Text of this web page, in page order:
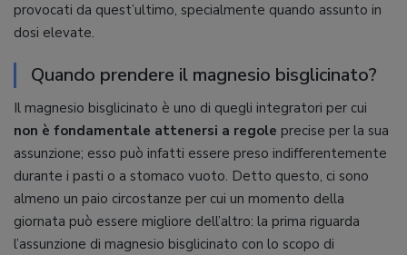
provocati da quest’ultimo, specialmente quando assunto in
dosi elevate.
Quando prendere il magnesio bisglicinato?
Il magnesio bisglicinato è uno di quegli integratori per cui
non è fondamentale attenersi a regole precise per la sua
assunzione; esso può infatti essere preso indifferentemente
durante i pasti o a stomaco vuoto. Detto questo, ci sono
almeno un paio circostanze per cui un momento della
giornata può essere migliore dell’altro: la prima riguarda
l’assunzione di magnesio bisglicinato con lo scopo di